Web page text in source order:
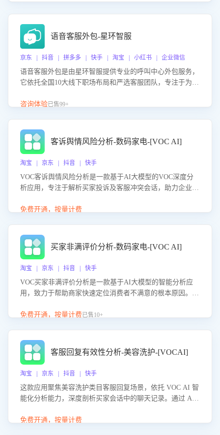
语音客服外包-星环智服
京东 | 抖音 | 拼多多 | 快手 | 淘宝 | 小红书 | 企业微信
语音客服外包是由星环智服提供专业的呼叫中心外包服务，
它依托全国10大线下职场布局和严选客服团队，专注于为企
客服团队和智能工具提升语音客服服务效率和质量，帮助企
咨询体验已售99+
客诉舆情风险分析-数码家电-[VOC AI]
淘宝 | 京东 | 抖音 | 快手
VOC客诉舆情风险分析是一款基于AI大模型的VOC深度分
析应用，专注于解析买家投诉及客服冲突会话，助力企业精
别客户情绪、归因争议根源，并客观评估客服应对合理性与
能力，阻断差评扩散，维护品牌声誉，实现客户满意度的持
续提升。
免费开通，按量计费
买家非满评价分析-数码家电-[VOC AI]
淘宝 | 京东 | 抖音 | 快手
VOC买家非满评价分析是一款基于AI大模型的智能分析应
用，致力于帮助商家快速定位消费者不满意的根本原因。该
客服原因或其它部门原因，明确责任归属，提供可落地的改
改，有效提升客户满意度和店铺整体服务质量。
免费开通，按量计费已售10+
客服回复有效性分析-美容洗护-[VOCAI]
淘宝 | 京东 | 抖音 | 快手
这款应用聚焦美容洗护类目客服回复场景，依托 VOC AI 智
能化分析能力，深度剖析买家会话中的聊天记录。通过 AI
答的有效性与完整性，输出针对性改进策略，助力商家快速
免费开通，按量计费